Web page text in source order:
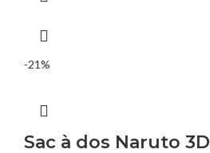
-21%
Sac à dos Naruto 3D